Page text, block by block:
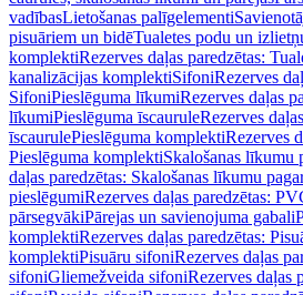
vadībasLietošanas palīgelementi
pisuāriem un bidēTualetes podu un
komplektiRezerves daļas paredzētas:
kanalizācijas komplektiSifoniRezerves
SifoniPieslēguma līkumiRezerves daļas
līkumiPieslēguma īscauruleRezerves
īscaurulePieslēguma komplektiRezerves
Pieslēguma komplektiSkalošanas līkumu
daļas paredzētas: Skalošanas līkumu
pieslēgumiRezerves daļas paredzētas:
pārsegvākiPārejas un savienojuma gabali
komplektiRezerves daļas paredzētas:
komplektiPisuāru sifoniRezerves daļas
sifoniGliemežveida sifoniRezerves daļas